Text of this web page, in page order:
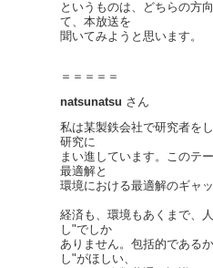
というものは、どちらの方
て、本放送を
聞いてみようと思います。
＝＝＝＝＝
natsunatsu さん
私は某製鉄会社で研究者を
研究に
まい進しています。このテ
最適解と
環境における最適解のギャ
経済も、環境もあくまで、
し"でしか
ありません。包括的である
し"がほしい、